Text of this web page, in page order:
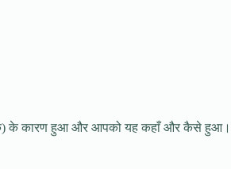
के कारण हुआ और आपको यह कहाँ और कैसे हुआ।